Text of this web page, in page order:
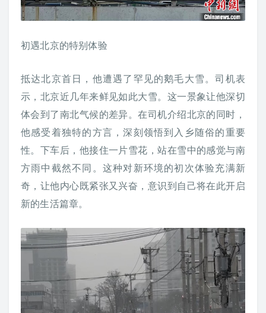
初遇北京的特别体验
抵达北京首日，他遭遇了罕见的鹅毛大雪。司机表
示，北京近几年来鲜见如此大雪。这一景象让他深切
体会到了南北气候的差异。在司机介绍北京的同时，
他感受着独特的方言，深刻领悟到入乡随俗的重要
性。下车后，他接住一片雪花，站在雪中的感觉与南
方雨中截然不同。这种对新环境的初次体验充满新
奇，让他内心既紧张又兴奋，意识到自己将在此开启
新的生活篇章。